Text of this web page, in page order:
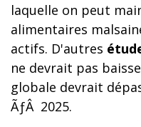
laquelle on peut
alimentaires
actifs. D'autres
ne devrait pas
globale devrait
ÃƒÂ 2025.